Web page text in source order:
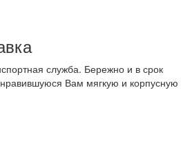
служба. Бережно и в срок
Вам мягкую и корпусную